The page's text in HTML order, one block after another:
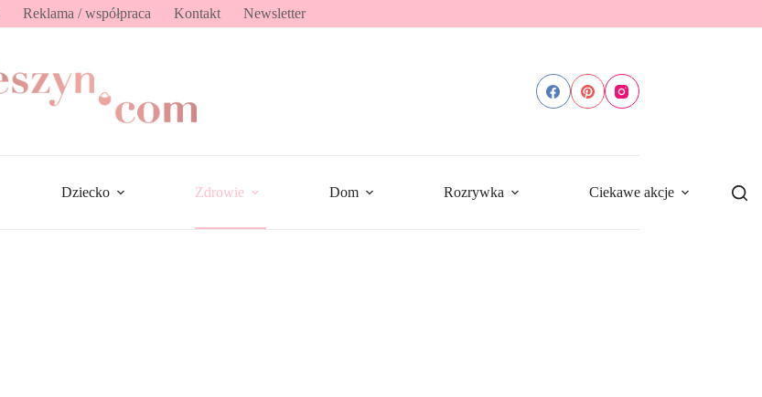
Reklama / współpraca Kontakt Newsletter
Dziecko Zdrowie Dom Rozrywka Ciekawe akcje